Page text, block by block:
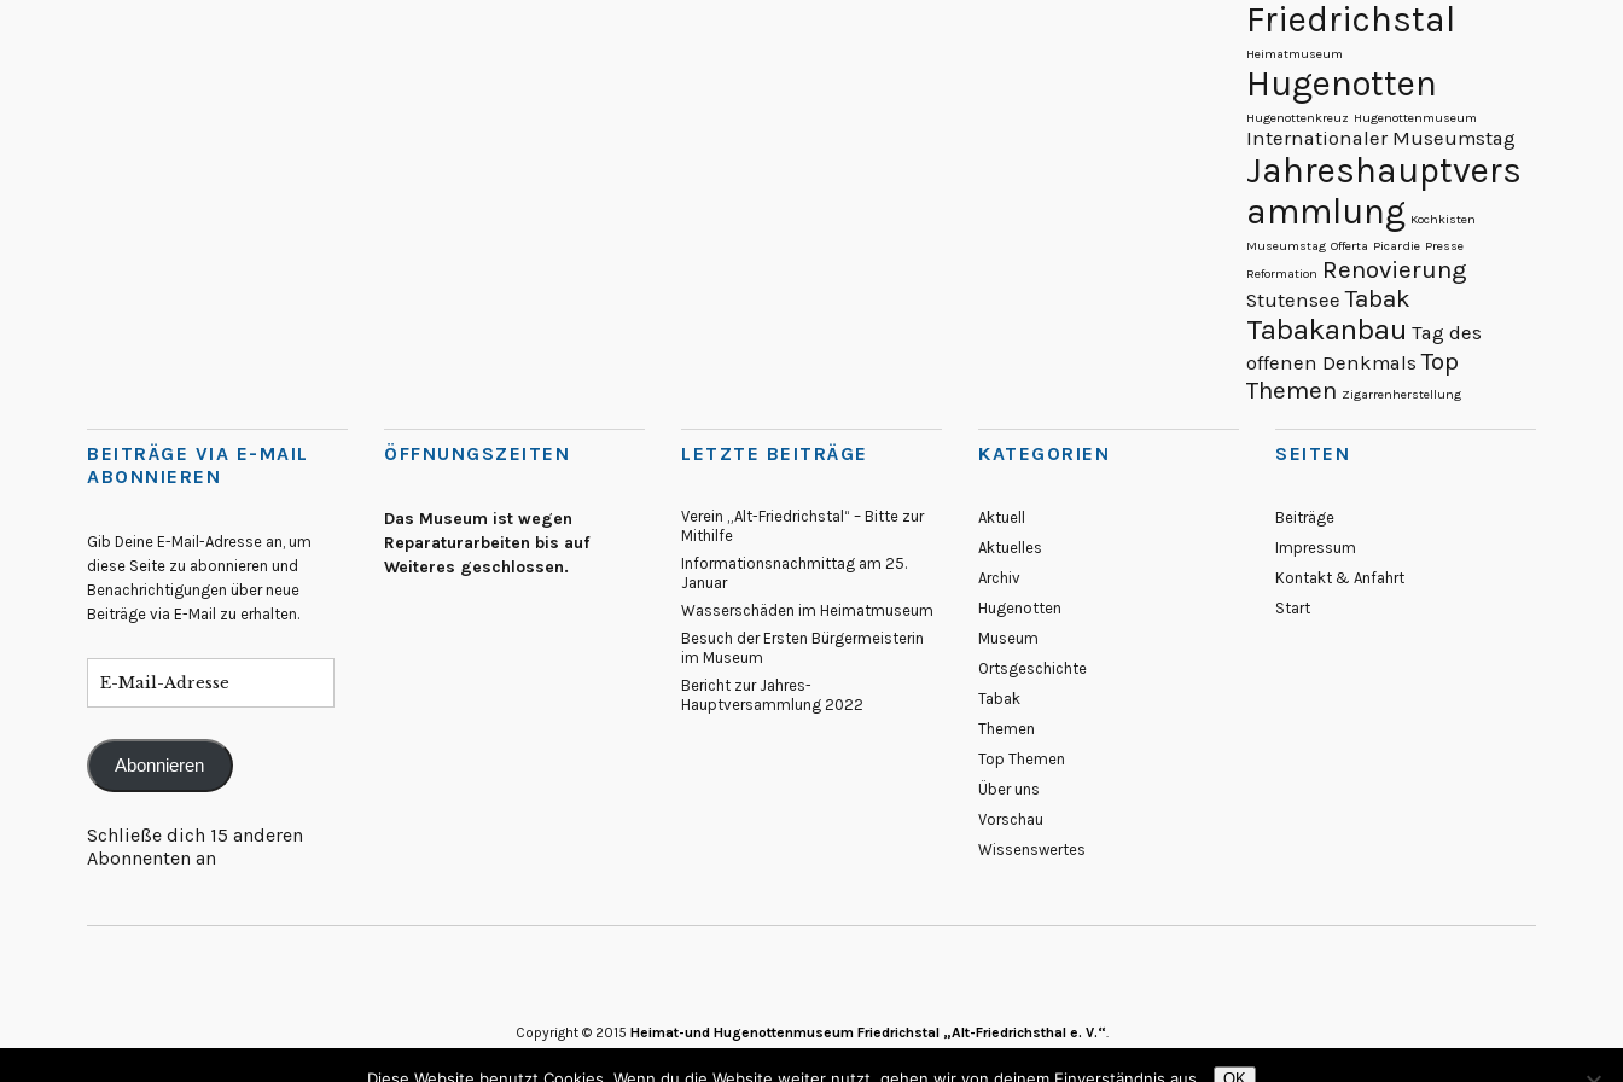
Friedrichstal
Heimatmuseum
Hugenotten
Hugenottenkreuz Hugenottenmuseum
Internationaler Museumstag
Jahreshauptvers
ammlung Kochkisten
Museumstag Offerta Picardie Presse
Reformation Renovierung
Stutensee Tabak
Tabakanbau Tag des
offenen Denkmals Top
Themen Zigarrenherstellung
BEITRÄGE VIA E-MAIL
ABONNIEREN
Gib Deine E-Mail-Adresse an, um
diese Seite zu abonnieren und
Benachrichtigungen über neue
Beiträge via E-Mail zu erhalten.
Abonnieren
Schließe dich 15 anderen
Abonnenten an
ÖFFNUNGSZEITEN
Das Museum ist wegen
Reparaturarbeiten bis auf
Weiteres geschlossen.
LETZTE BEITRÄGE
Verein „Alt-Friedrichstal“ – Bitte zur
Mithilfe
Informationsnachmittag am 25.
Januar
Wasserschäden im Heimatmuseum
Besuch der Ersten Bürgermeisterin
im Museum
Bericht zur Jahres-
Hauptversammlung 2022
KATEGORIEN
Aktuell
Aktuelles
Archiv
Hugenotten
Museum
Ortsgeschichte
Tabak
Themen
Top Themen
Über uns
Vorschau
Wissenswertes
SEITEN
Beiträge
Impressum
Kontakt & Anfahrt
Start
Copyright © 2015 Heimat-und Hugenottenmuseum Friedrichstal „Alt-Friedrichsthal e. V.“